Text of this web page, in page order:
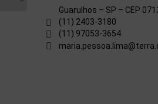
Guarulhos – SP – CEP
(11) 2403-3180
(11) 97053-3654